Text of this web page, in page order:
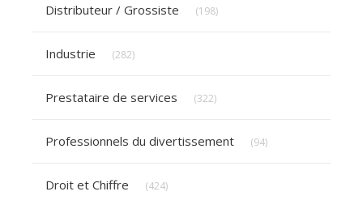
Distributeur / Grossiste (198)
Industrie (282)
Prestataire de services (322)
Professionnels du divertissement (94)
Droit et Chiffre (424)